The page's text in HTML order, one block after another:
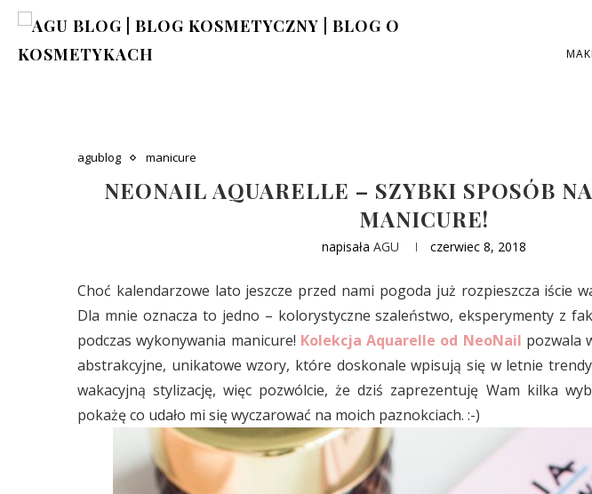
agublog manicure
NEONAIL AQUARELLE – SZYBKI SPOSÓB
MANICURE!
napisała AGU czerwiec 8, 2018
Choć kalendarzowe lato jeszcze przed nami pogoda już rozpieszcza iście
Dla mnie oznacza to jedno – kolorystyczne szaleństwo, eksperymenty z
podczas wykonywania manicure! Kolekcja Aquarelle od NeoNail pozwala
abstrakcyjne, unikatowe wzory, które doskonale wpisują się w letnie
wakacyjną stylizację, więc pozwólcie, że dziś zaprezentuję Wam kilka
pokażę co udało mi się wyczarować na moich paznokciach. :-)